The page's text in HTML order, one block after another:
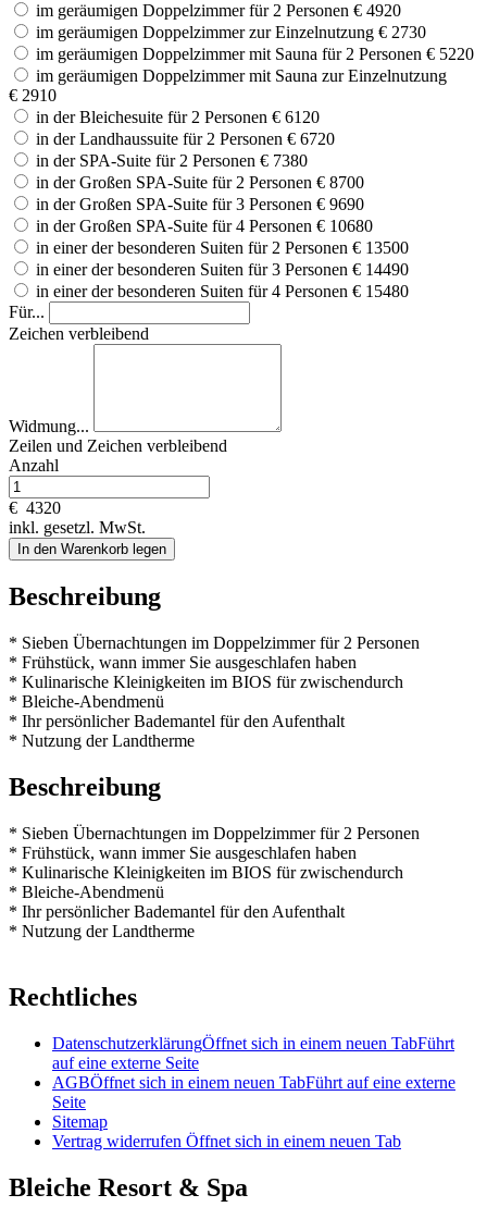
im geräumigen Doppelzimmer für 2 Personen € 4920
im geräumigen Doppelzimmer zur Einzelnutzung € 2730
im geräumigen Doppelzimmer mit Sauna für 2 Personen € 5220
im geräumigen Doppelzimmer mit Sauna zur Einzelnutzung
€ 2910
in der Bleichesuite für 2 Personen € 6120
in der Landhaussuite für 2 Personen € 6720
in der SPA-Suite für 2 Personen € 7380
in der Großen SPA-Suite für 2 Personen € 8700
in der Großen SPA-Suite für 3 Personen € 9690
in der Großen SPA-Suite für 4 Personen € 10680
in einer der besonderen Suiten für 2 Personen € 13500
in einer der besonderen Suiten für 3 Personen € 14490
in einer der besonderen Suiten für 4 Personen € 15480
Für...
Zeichen verbleibend
Widmung...
Zeilen und Zeichen verbleibend
Anzahl
€ 4320
inkl. gesetzl. MwSt.
In den Warenkorb legen
Beschreibung
* Sieben Übernachtungen im Doppelzimmer für 2 Personen
* Frühstück, wann immer Sie ausgeschlafen haben
* Kulinarische Kleinigkeiten im BIOS für zwischendurch
* Bleiche-Abendmenü
* Ihr persönlicher Bademantel für den Aufenthalt
* Nutzung der Landtherme
Beschreibung
* Sieben Übernachtungen im Doppelzimmer für 2 Personen
* Frühstück, wann immer Sie ausgeschlafen haben
* Kulinarische Kleinigkeiten im BIOS für zwischendurch
* Bleiche-Abendmenü
* Ihr persönlicher Bademantel für den Aufenthalt
* Nutzung der Landtherme
Rechtliches
DatenschutzerklärungÖffnet sich in einem neuen TabFührt
auf eine externe Seite
AGBÖffnet sich in einem neuen TabFührt auf eine externe
Seite
Sitemap
Vertrag widerrufen Öffnet sich in einem neuen Tab
Bleiche Resort & Spa